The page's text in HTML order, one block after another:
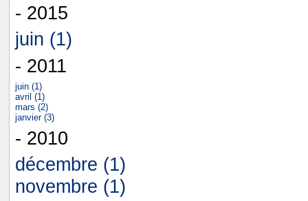
- 2015
juin (1)
- 2011
juin (1)
avril (1)
mars (2)
janvier (3)
- 2010
décembre (1)
novembre (1)